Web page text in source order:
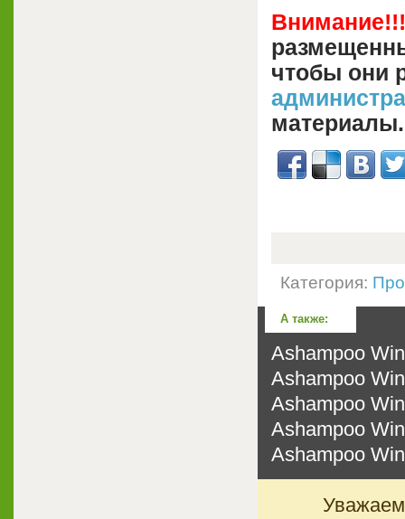
Внимание!!!
чтобы они
материалы.
Категория:
А также:
Ashampoo
Ashampoo
Ashampoo
Ashampoo
Ashampoo